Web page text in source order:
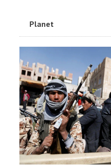
Planet